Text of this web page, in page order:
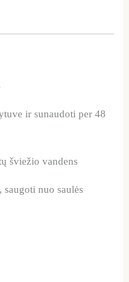
ir sunaudoti per 48
šviežio vandens
nuo saulės